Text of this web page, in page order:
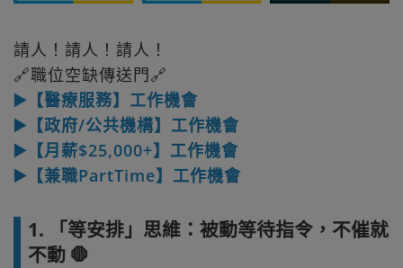
請人！請人！請人！
🔗職位空缺傳送門🔗
▶️【醫療服務】工作機會
▶️【政府/公共機構】工作機會
▶️【月薪$25,000+】工作機會
▶️【兼職PartTime】工作機會
1. 「等安排」思維：被動等待指令，不催就
不動 🛑